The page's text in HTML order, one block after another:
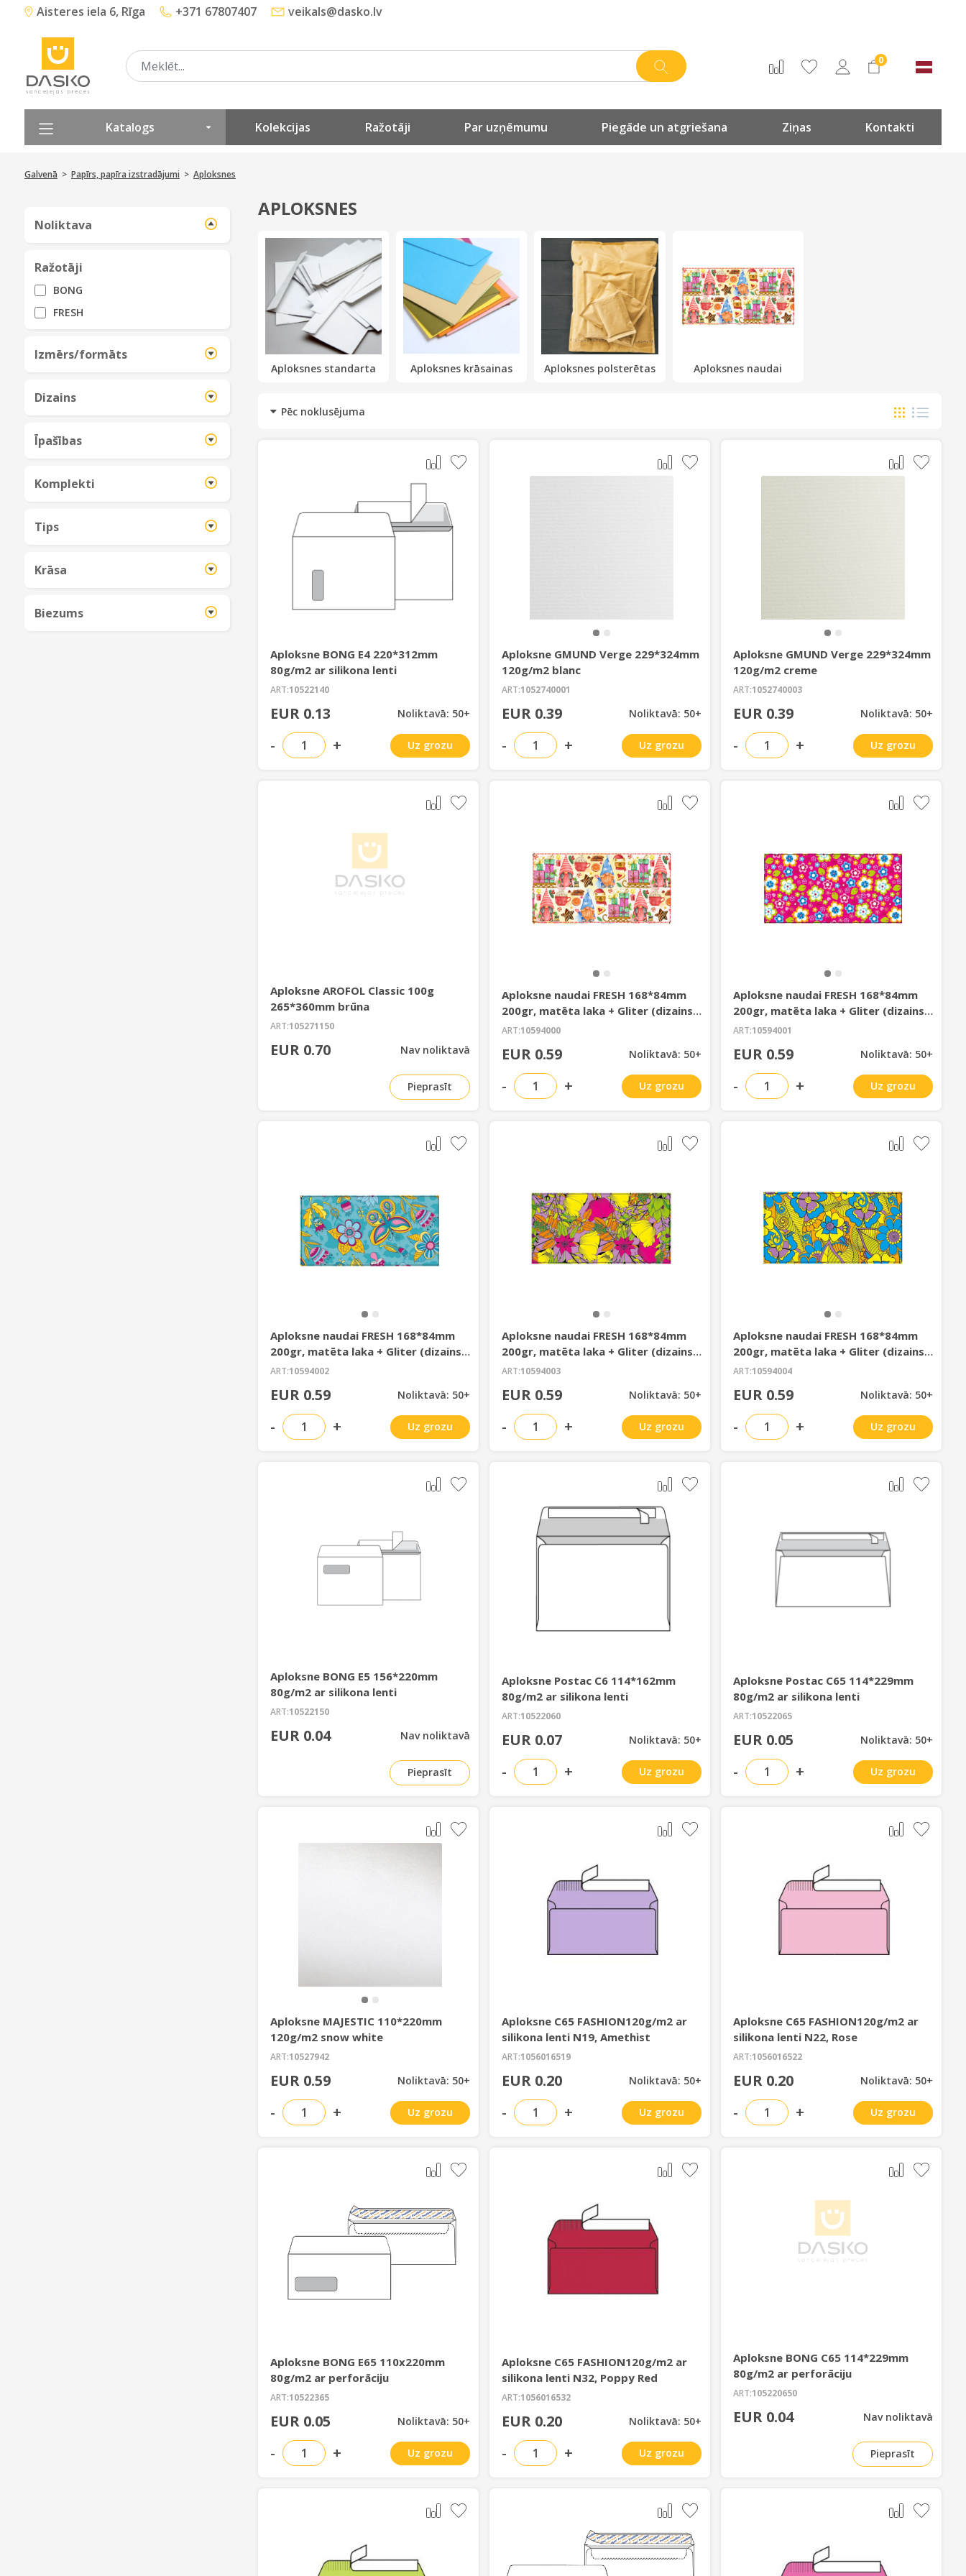
Aisteres iela 6, Rīga +371 67807407 veikals@dasko.lv
0
Katalogs Kolekcijas Ražotāji Par uzņēmumu Piegāde un atgriešana Ziņas Kontakti
Galvenā > Papīrs, papīra izstradājumi > Aploksnes
Noliktava
Ražotāji
BONG
FRESH
Izmērs/formāts
Dizains
Īpašības
Komplekti
Tips
Krāsa
Biezums
APLOKSNES
Aploksnes standarta Aploksnes krāsainas Aploksnes polsterētas Aploksnes naudai
Aploksne BONG E4 220*312mm
80g/m2 ar silikona lenti
ART:10522140
EUR 0.13 Noliktavā: 50+
- + Uz grozu
Aploksne GMUND Verge 229*324mm
120g/m2 blanc
ART:1052740001
EUR 0.39 Noliktavā: 50+
- + Uz grozu
Aploksne GMUND Verge 229*324mm
120g/m2 creme
ART:1052740003
EUR 0.39 Noliktavā: 50+
- + Uz grozu
Aploksne AROFOL Classic 100g
265*360mm brūna
ART:105271150
EUR 0.70 Nav noliktavā
Pieprasīt
Aploksne naudai FRESH 168*84mm
200gr, matēta laka + Gliter (dizains
22-122)
ART:10594000
EUR 0.59 Noliktavā: 50+
- + Uz grozu
Aploksne naudai FRESH 168*84mm
200gr, matēta laka + Gliter (dizains
18-03)
ART:10594001
EUR 0.59 Noliktavā: 50+
- + Uz grozu
Aploksne naudai FRESH 168*84mm
200gr, matēta laka + Gliter (dizains
18-07)
ART:10594002
EUR 0.59 Noliktavā: 50+
- + Uz grozu
Aploksne naudai FRESH 168*84mm
200gr, matēta laka + Gliter (dizains
18-11)
ART:10594003
EUR 0.59 Noliktavā: 50+
- + Uz grozu
Aploksne naudai FRESH 168*84mm
200gr, matēta laka + Gliter (dizains
18-13)
ART:10594004
EUR 0.59 Noliktavā: 50+
- + Uz grozu
Aploksne BONG E5 156*220mm
80g/m2 ar silikona lenti
ART:10522150
EUR 0.04 Nav noliktavā
Pieprasīt
Aploksne Postac C6 114*162mm
80g/m2 ar silikona lenti
ART:10522060
EUR 0.07 Noliktavā: 50+
- + Uz grozu
Aploksne Postac C65 114*229mm
80g/m2 ar silikona lenti
ART:10522065
EUR 0.05 Noliktavā: 50+
- + Uz grozu
Aploksne MAJESTIC 110*220mm
120g/m2 snow white
ART:10527942
EUR 0.59 Noliktavā: 50+
- + Uz grozu
Aploksne C65 FASHION120g/m2 ar
silikona lenti N19, Amethist
ART:1056016519
EUR 0.20 Noliktavā: 50+
- + Uz grozu
Aploksne C65 FASHION120g/m2 ar
silikona lenti N22, Rose
ART:1056016522
EUR 0.20 Noliktavā: 50+
- + Uz grozu
Aploksne BONG E65 110x220mm
80g/m2 ar perforāciju
ART:10522365
EUR 0.05 Noliktavā: 50+
- + Uz grozu
Aploksne C65 FASHION120g/m2 ar
silikona lenti N32, Poppy Red
ART:1056016532
EUR 0.20 Noliktavā: 50+
- + Uz grozu
Aploksne BONG C65 114*229mm
80g/m2 ar perforāciju
ART:105220650
EUR 0.04 Nav noliktavā
Pieprasīt